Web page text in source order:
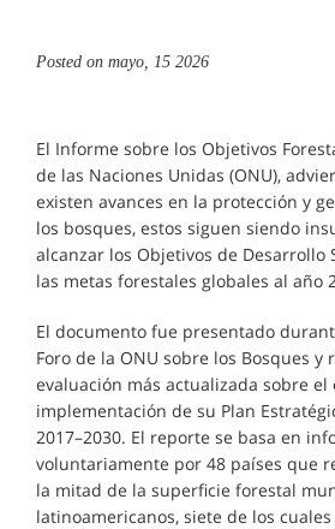
Posted on mayo, 15 2026
El Informe sobre los Objetivos
de las Naciones Unidas (ONU),
existen avances en la protección y
los bosques, estos siguen siendo
alcanzar los Objetivos de Desarrollo
las metas forestales globales al año
El documento fue presentado
Foro de la ONU sobre los Bosques y
evaluación más actualizada sobre el
implementación de su Plan
2017–2030. El reporte se basa en
voluntariamente por 48 países que
la mitad de la superficie forestal
latinoamericanos, siete de los